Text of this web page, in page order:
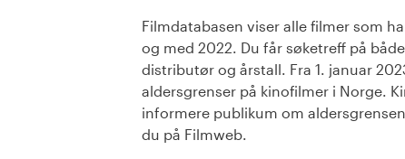
Filmdatabasen viser alle filmer som
og med 2022. Du får søketreff på
distributør og årstall. Fra 1. januar
aldersgrenser på kinofilmer i Norge.
informere publikum om
du på Filmweb.